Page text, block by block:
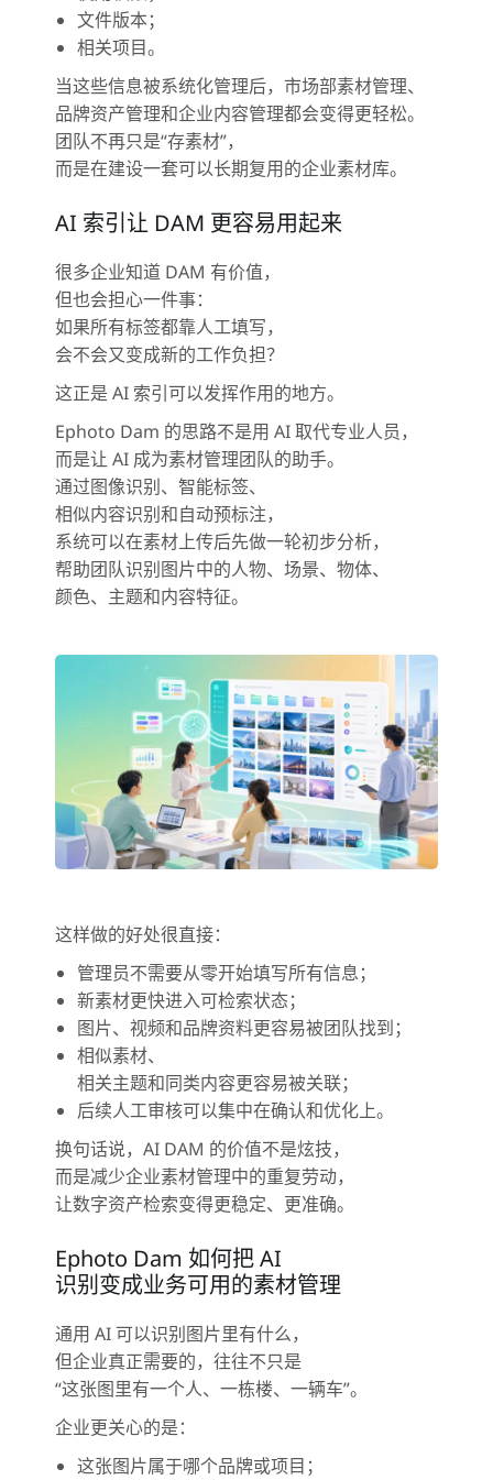
文件版本；
相关项目。
当这些信息被系统化管理后，市场部素材管理、
品牌资产管理和企业内容管理都会变得更轻松。
团队不再只是“存素材”，
而是在建设一套可以长期复用的企业素材库。
AI 索引让 DAM 更容易用起来
很多企业知道 DAM 有价值，
但也会担心一件事：
如果所有标签都靠人工填写，
会不会又变成新的工作负担？
这正是 AI 索引可以发挥作用的地方。
Ephoto Dam 的思路不是用 AI 取代专业人员，
而是让 AI 成为素材管理团队的助手。
通过图像识别、智能标签、
相似内容识别和自动预标注，
系统可以在素材上传后先做一轮初步分析，
帮助团队识别图片中的人物、场景、物体、
颜色、主题和内容特征。
这样做的好处很直接：
管理员不需要从零开始填写所有信息；
新素材更快进入可检索状态；
图片、视频和品牌资料更容易被团队找到；
相似素材、
相关主题和同类内容更容易被关联；
后续人工审核可以集中在确认和优化上。
换句话说，AI DAM 的价值不是炫技，
而是减少企业素材管理中的重复劳动，
让数字资产检索变得更稳定、更准确。
Ephoto Dam 如何把 AI
识别变成业务可用的素材管理
通用 AI 可以识别图片里有什么，
但企业真正需要的，往往不只是
“这张图里有一个人、一栋楼、一辆车”。
企业更关心的是：
这张图片属于哪个品牌或项目；